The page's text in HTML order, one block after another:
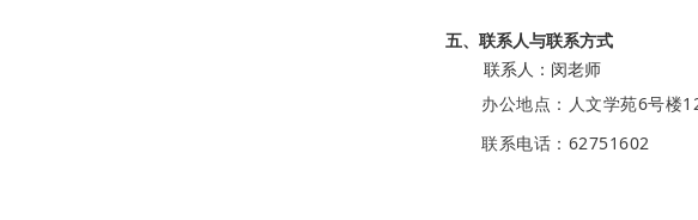
五、联系人与联系方式
联系人：闵老师
办公地点：人文学苑6号楼
联系电话：62751602